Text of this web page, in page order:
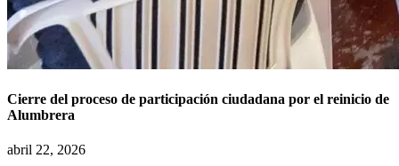
Cierre del proceso de participación ciudadana por el reinicio de
Alumbrera
abril 22, 2026